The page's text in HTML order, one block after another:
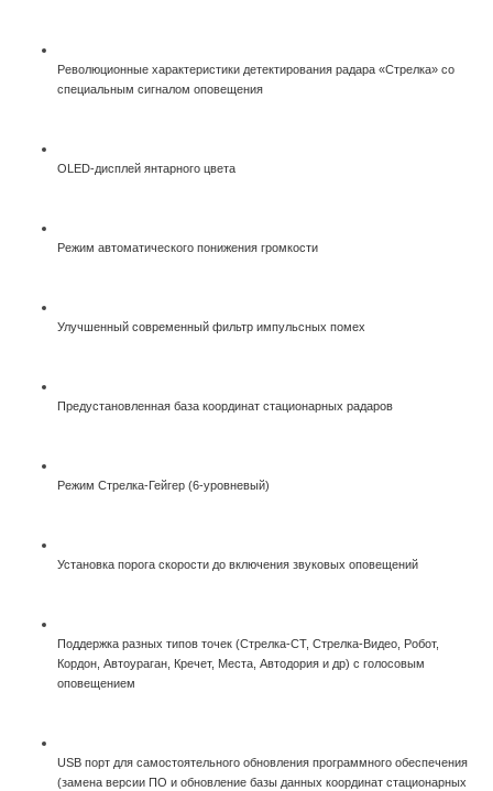
Революционные характеристики детектирования радара «Стрелка» со
специальным сигналом оповещения
OLED-дисплей янтарного цвета
Режим автоматического понижения громкости
Улучшенный современный фильтр импульсных помех
Предустановленная база координат стационарных радаров
Режим Стрелка-Гейгер (6-уровневый)
Установка порога скорости до включения звуковых оповещений
Поддержка разных типов точек (Стрелка-СТ, Стрелка-Видео, Робот,
Кордон, Автоураган, Кречет, Места, Автодория и др) с голосовым
оповещением
USB порт для самостоятельного обновления программного обеспечения
(замена версии ПО и обновление базы данных координат стационарных